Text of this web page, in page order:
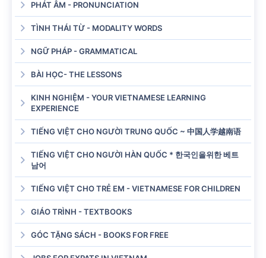
PHÁT ÂM - PRONUNCIATION
TÌNH THÁI TỪ - MODALITY WORDS
NGỮ PHÁP - GRAMMATICAL
BÀI HỌC- THE LESSONS
KINH NGHIỆM - YOUR VIETNAMESE LEARNING
EXPERIENCE
TIẾNG VIỆT CHO NGƯỜI TRUNG QUỐC ~ 中国人学越南语
TIẾNG VIỆT CHO NGƯỜI HÀN QUỐC * 한국인을위한 베트
남어
TIẾNG VIỆT CHO TRẺ EM - VIETNAMESE FOR CHILDREN
GIÁO TRÌNH - TEXTBOOKS
GÓC TẶNG SÁCH - BOOKS FOR FREE